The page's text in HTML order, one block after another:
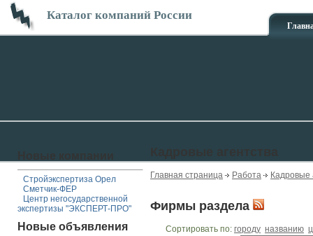
Каталог компаний России
Стройэкспертиза Орел
Сметчик-ФЕР
Центр негосударственной
экспертизы "ЭКСПЕРТ-ПРО"
Новые объявления
Главная страница Работа Кадровые
Фирмы раздела
Сортировать по: городу названию